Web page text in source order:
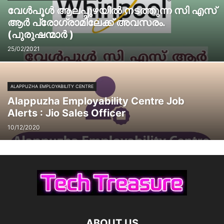
വേൾപൂൾ ആലപ്പുഴയിൽ നടത്തുന്ന സി എസ്‌
ആർ പ്രോഗ്രാമിലേക്ക് അവസരം.
(പുരുഷന്മാർ )
25/02/2021
ALAPPUZHA EMPLOYABILITY CENTRE
Alappuzha Employability Centre Job
Alerts : Jio Sales Officer
10/12/2020